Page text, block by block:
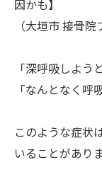
因かも】
（大垣市 接骨院
「深呼吸しよう
「なんとなく呼
このような症状
いることがありま